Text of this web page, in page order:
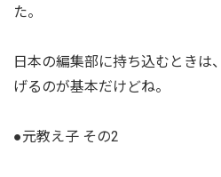
た。
日本の編集部に持ち込むときは
げるのが基本だけどね。
●元教え子 その2